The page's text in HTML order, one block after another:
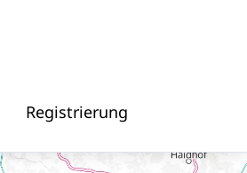
Registrierung